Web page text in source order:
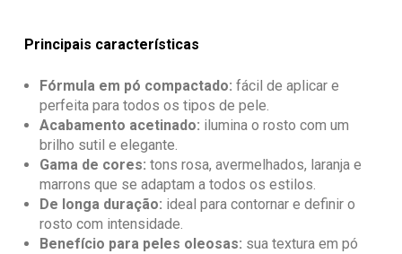
Principais características
Fórmula em pó compactado: fácil de aplicar e
perfeita para todos os tipos de pele.
Acabamento acetinado: ilumina o rosto com um
brilho sutil e elegante.
Gama de cores: tons rosa, avermelhados, laranja e
marrons que se adaptam a todos os estilos.
De longa duração: ideal para contornar e definir o
rosto com intensidade.
Benefício para peles oleosas: sua textura em pó